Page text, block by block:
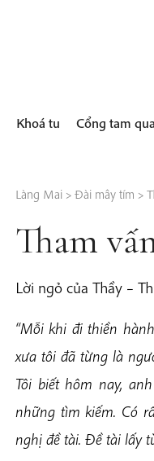
Khoá tu Cổng tam
Làng Mai> Đài mây tím >
Tham
Lời ngỏ của Thầy –
“Mỗi khi đi thiền
xưa tôi đã từng là
Tôi biết hôm nay,
những tìm kiếm. Có
nghị đề tài. Đề tài lấy